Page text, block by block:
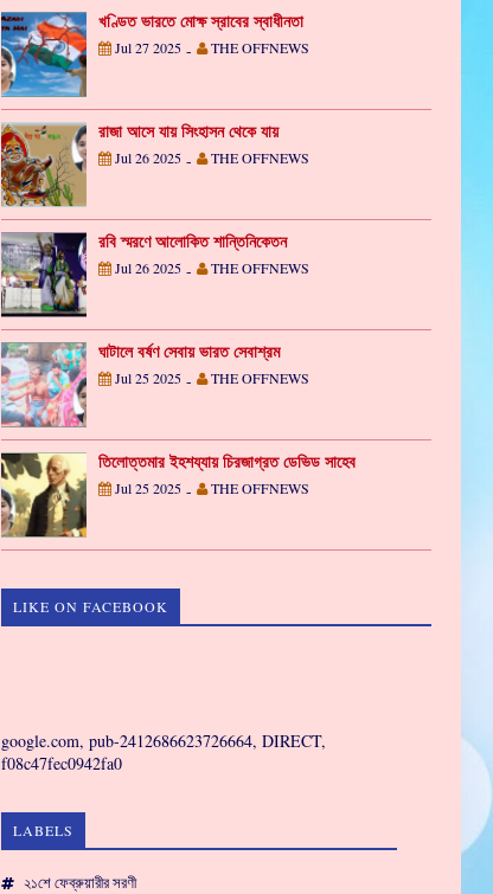
খণ্ডিত ভারতে মোক্ষ স্রাবের স্বাধীনতা
Jul 27 2025 - THE OFFNEWS
রাজা আসে যায় সিংহাসন থেকে যায়
Jul 26 2025 - THE OFFNEWS
রবি স্মরণে আলোকিত শান্তিনিকেতন
Jul 26 2025 - THE OFFNEWS
ঘাটালে বর্ষণ সেবায় ভারত সেবাশ্রম
Jul 25 2025 - THE OFFNEWS
তিলোত্তমার ইহশয্যায় চিরজাগ্রত ডেভিড সাহেব
Jul 25 2025 - THE OFFNEWS
LIKE ON FACEBOOK
google.com, pub-2412686623726664, DIRECT,
f08c47fec0942fa0
LABELS
২১শে ফেব্রুয়ারীর সরণী